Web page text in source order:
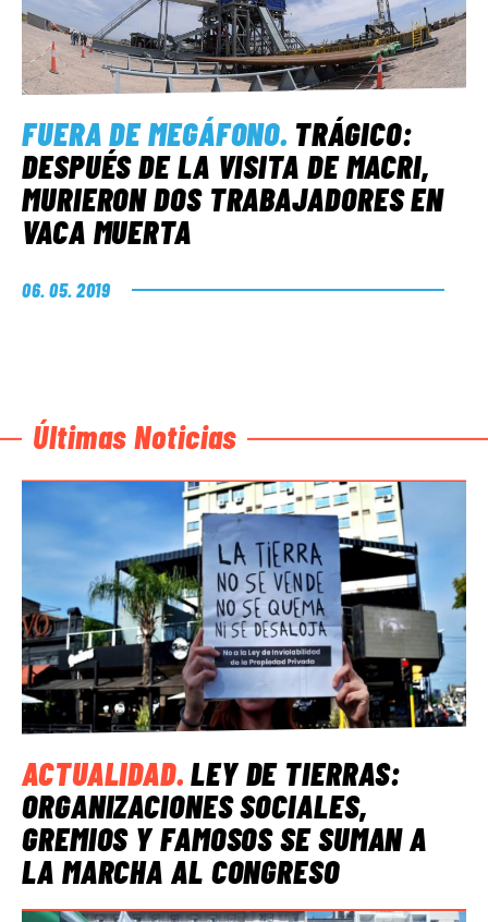
FUERA DE MEGÁFONO. TRÁGICO:
DESPUÉS DE LA VISITA DE MACRI,
MURIERON DOS TRABAJADORES EN
VACA MUERTA
06. 05. 2019
Últimas Noticias
ACTUALIDAD.LEY DE TIERRAS:
ORGANIZACIONES SOCIALES,
GREMIOS Y FAMOSOS SE SUMAN A
LA MARCHA AL CONGRESO